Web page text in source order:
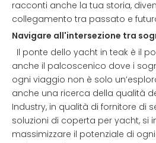
racconti anche la tua storia,
collegamento tra passato e
Navigare all'intersezione tra
Il ponte dello yacht in teak è il
anche il palcoscenico dove i
ogni viaggio non è solo
anche una ricerca della qualità
Industry, in qualità di fornitore di
soluzioni di coperta per yacht, si
massimizzare il potenziale di